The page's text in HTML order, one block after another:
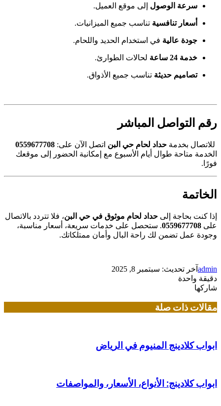
سرعة الوصول إلى موقع العميل.
أسعار تنافسية تناسب جميع الميزانيات.
جودة عالية في استخدام الحديد واللحام.
خدمة 24 ساعة لحالات الطوارئ.
تصاميم حديثة تناسب جميع الأذواق.
رقم التواصل المباشر
للاتصال بخدمة حداد لحام حي البن اتصل الآن على: 0559677708
الخدمة متاحة طوال أيام الأسبوع مع إمكانية الحضور إلى موقعك
فورًا.
الخاتمة
إذا كنت بحاجة إلى حداد لحام موثوق في حي البن، فلا تتردد بالاتصال
على 0559677708. ستحصل على خدمات سريعة، أسعار مناسبة،
وجودة عمل تضمن لك راحة البال وأمان ممتلكاتك.
admin آخر تحديث: سبتمبر 8, 2025
دقيقة واحدة
شاركها
مقالات ذات صلة
ابواب كلادينج المنيوم في الرياض
ابواب كلادينج: الأنواع، الأسعار، والمواصفات